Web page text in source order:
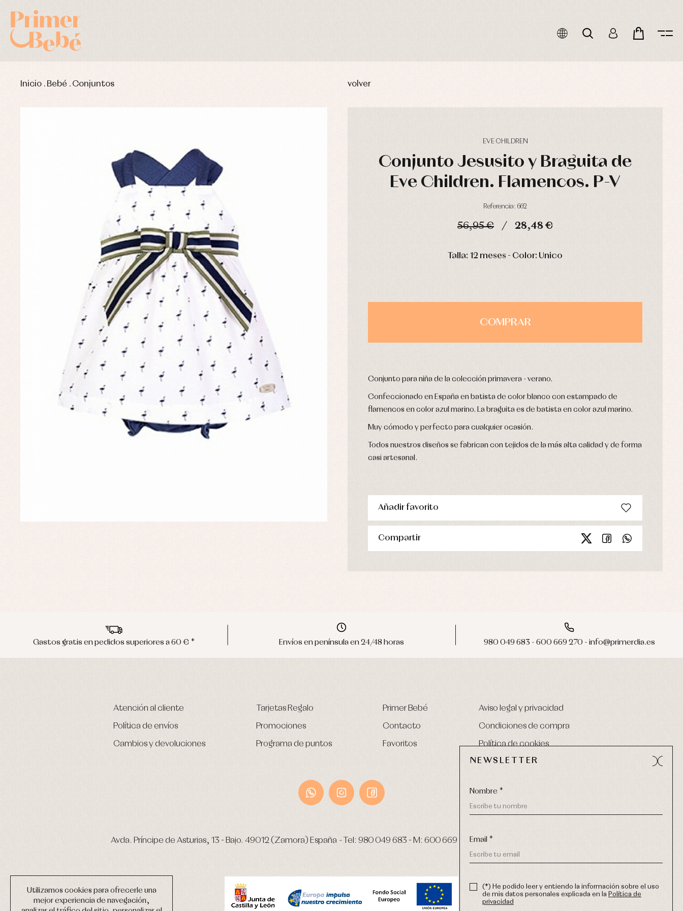
Utilizamos cookies para ofrecerle una
mejor experiencia de navegación,
Inicio . Bebé . Conjuntos volver
EVE CHILDREN
Conjunto Jesusito y Braguita de
Eve Children. Flamencos. P-V
Referencia: 662
56,95 € 28,48 €
Talla: 12 meses - Color: Unico
COMPRAR
Conjunto para niña de la colección primavera - verano.
Confeccionado en España en batista de color blanco con estampado de
flamencos en color azul marino. La braguita es de batista en color azul marino.
Muy cómodo y perfecto para cualquier ocasión.
Todos nuestros diseños se fabrican con tejidos de la más alta calidad y de forma
casi artesanal.
Añadir favorito
Compartir
Gastos gratis en pedidos superiores a 60 € * Envíos en península en 24/48 horas 980 049 683 - 600 669 270 - info@primerdia.es
Atención al cliente
Política de envíos
Cambios y devoluciones
Tarjetas Regalo
Promociones
Programa de puntos
Primer Bebé
Contacto
Favoritos
Aviso legal y privacidad
Condiciones de compra
Política de cookies
Avda. Príncipe de Asturias, 13 - Bajo. 49012 (Zamora) España -Tel: 980 049 683 - M: 600 669 270-email:
NEWSLETTER
Nombre *
Email *
(*) He podido leer y entiendo la información sobre el uso
de mis datos personales explicada en la Política de
privacidad
Complementos de bautizo
Conjuntos
Faldones de bautizo
Peleles y ranitas
Baberos
Blusas, camisas y jerseys
Complementos
Conjuntos
Faldones de bebé
Peleles y ranitas
Ropa interior, bodys,
pijamas...
Blusas y camisas
Chaquetas y abrigos
Peleles y ranitas
Vestidos
Accesorios
Arras y fiesta
Blusas y camisas
Chaquetas y jersey
Conjuntos
Ropa de abrigo
Ropa de baño
Ropa interior
Vestidos